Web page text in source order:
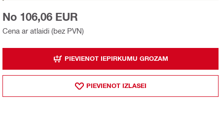
Cena ar atlaidi (bez PVN)
No 106,06 EUR
PIEVIENOT IEPIRKUMU GROZAM
PIEVIENOT IZLASEI